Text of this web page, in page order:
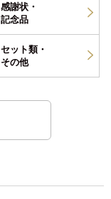
感謝状・
記念品
セット類・
その他